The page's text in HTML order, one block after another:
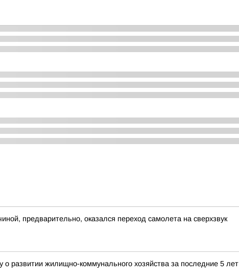
предварительно, оказался переход самолета на сверхзвук
развитии жилищно-коммунального хозяйства за последние 5 лет